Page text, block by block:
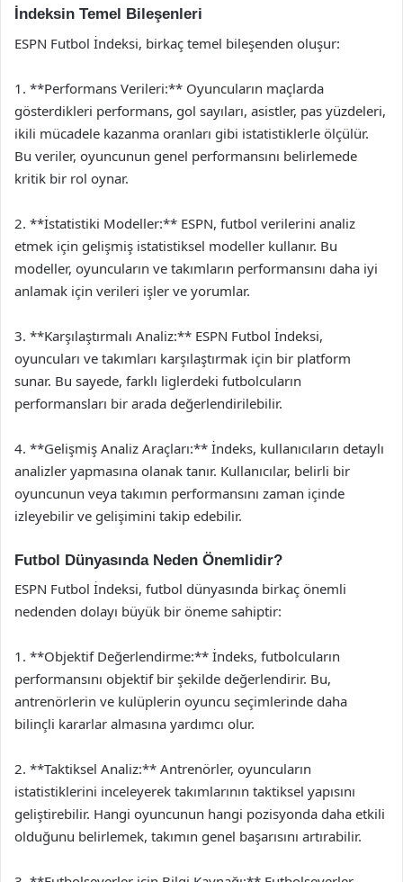
İndeksin Temel Bileşenleri
ESPN Futbol İndeksi, birkaç temel bileşenden oluşur:
1. **Performans Verileri:** Oyuncuların maçlarda
gösterdikleri performans, gol sayıları, asistler, pas yüzdeleri,
ikili mücadele kazanma oranları gibi istatistiklerle ölçülür.
Bu veriler, oyuncunun genel performansını belirlemede
kritik bir rol oynar.
2. **İstatistiki Modeller:** ESPN, futbol verilerini analiz
etmek için gelişmiş istatistiksel modeller kullanır. Bu
modeller, oyuncuların ve takımların performansını daha iyi
anlamak için verileri işler ve yorumlar.
3. **Karşılaştırmalı Analiz:** ESPN Futbol İndeksi,
oyuncuları ve takımları karşılaştırmak için bir platform
sunar. Bu sayede, farklı liglerdeki futbolcuların
performansları bir arada değerlendirilebilir.
4. **Gelişmiş Analiz Araçları:** İndeks, kullanıcıların detaylı
analizler yapmasına olanak tanır. Kullanıcılar, belirli bir
oyuncunun veya takımın performansını zaman içinde
izleyebilir ve gelişimini takip edebilir.
Futbol Dünyasında Neden Önemlidir?
ESPN Futbol İndeksi, futbol dünyasında birkaç önemli
nedenden dolayı büyük bir öneme sahiptir:
1. **Objektif Değerlendirme:** İndeks, futbolcuların
performansını objektif bir şekilde değerlendirir. Bu,
antrenörlerin ve kulüplerin oyuncu seçimlerinde daha
bilinçli kararlar almasına yardımcı olur.
2. **Taktiksel Analiz:** Antrenörler, oyuncuların
istatistiklerini inceleyerek takımlarının taktiksel yapısını
geliştirebilir. Hangi oyuncunun hangi pozisyonda daha etkili
olduğunu belirlemek, takımın genel başarısını artırabilir.